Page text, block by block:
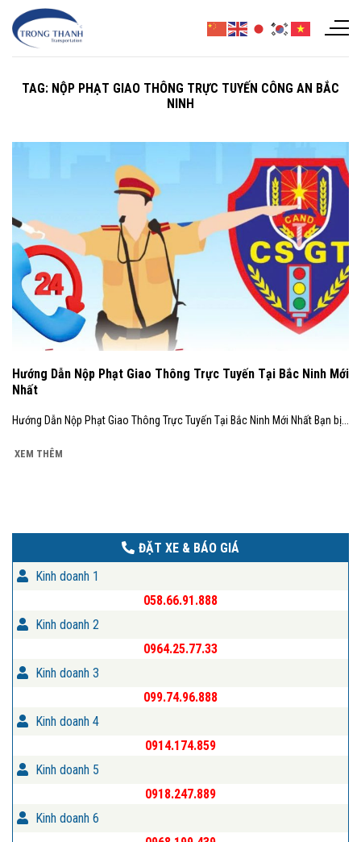
Chuyển
đến
TAG: NỘP PHẠT GIAO THÔNG TRỰC TUYẾN CÔNG AN BẮC
NINH
Hướng Dẫn Nộp Phạt Giao Thông Trực Tuyến Tại Bắc Ninh Mới
Nhất
Hướng Dẫn Nộp Phạt Giao Thông Trực Tuyến Tại Bắc Ninh Mới Nhất Bạn bị...
XEM THÊM
ĐẶT XE & BÁO GIÁ
Kinh doanh 1
058.66.91.888
Kinh doanh 2
0964.25.77.33
Kinh doanh 3
099.74.96.888
Kinh doanh 4
0914.174.859
Kinh doanh 5
0918.247.889
Kinh doanh 6